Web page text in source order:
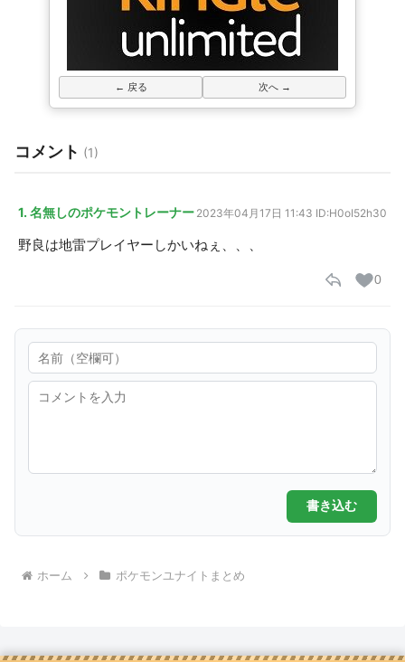
← 戻る 次へ →
コメント (1)
1. 名無しのポケモントレーナー 2023年04月17日 11:43 ID:H0oI52h30
野良は地雷プレイヤーしかいねぇ、、、
0
書き込む
ホーム ポケモンユナイトまとめ